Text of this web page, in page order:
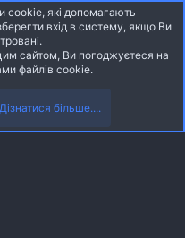
XenForo Ltd.
XenForo Ltd. | dev: Pages
cookie, які допомагають
вхід в систему, якщо Ви
сайтом, Ви погоджуєтеся на
файлів cookie.
Дізнатися більше....